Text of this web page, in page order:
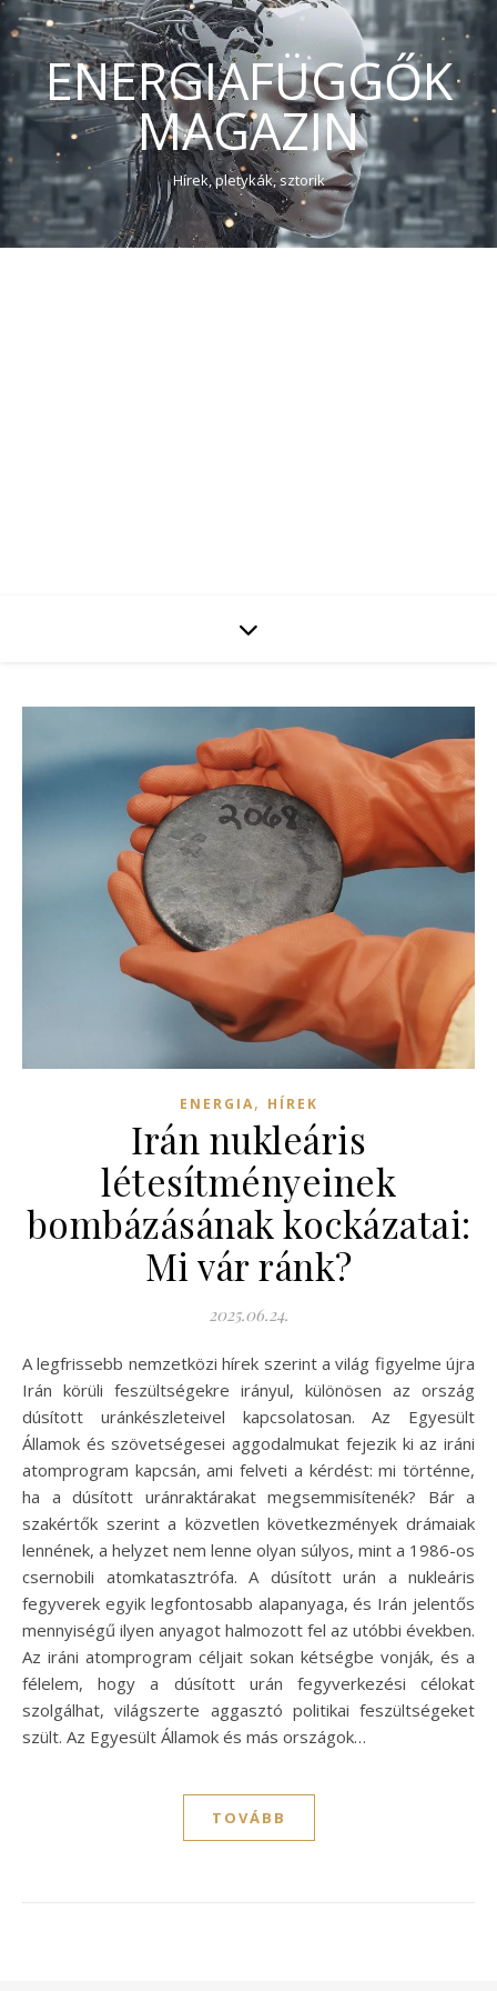
ENERGIAFÜGGŐK
MAGAZIN
Hírek, pletykák, sztorik
ENERGIA, HÍREK
Irán nukleáris
létesítményeinek
bombázásának kockázatai:
Mi vár ránk?
2025.06.24.
A legfrissebb nemzetközi hírek szerint a világ figyelme újra
Irán körüli feszültségekre irányul, különösen az ország
dúsított uránkészleteivel kapcsolatosan. Az Egyesült
Államok és szövetségesei aggodalmukat fejezik ki az iráni
atomprogram kapcsán, ami felveti a kérdést: mi történne,
ha a dúsított uránraktárakat megsemmisítenék? Bár a
szakértők szerint a közvetlen következmények drámaiak
lennének, a helyzet nem lenne olyan súlyos, mint a 1986-os
csernobili atomkatasztrófa. A dúsított urán a nukleáris
fegyverek egyik legfontosabb alapanyaga, és Irán jelentős
mennyiségű ilyen anyagot halmozott fel az utóbbi években.
Az iráni atomprogram céljait sokan kétségbe vonják, és a
félelem, hogy a dúsított urán fegyverkezési célokat
szolgálhat, világszerte aggasztó politikai feszültségeket
szült. Az Egyesült Államok és más országok…
TOVÁBB